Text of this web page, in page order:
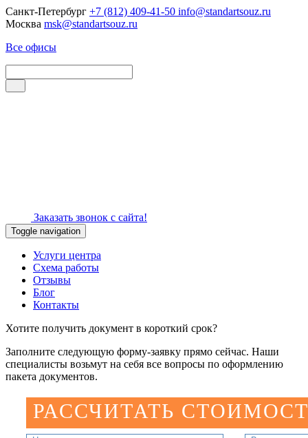
Санкт-Петербург +7 (812) 409-41-50 info@standartsouz.ru
Москва msk@standartsouz.ru
Все офисы
Заказать звонок с сайта!
Toggle navigation
Услуги центра
Схема работы
Отзывы
Блог
Контакты
Хотите получить документ в короткий срок?
Заполните следующую форму-заявку прямо сейчас. Наши
специалисты возьмут на себя все вопросы по оформлению
пакета документов.
РАССЧИТАТЬ